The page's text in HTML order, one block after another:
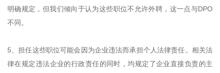
明确规定，但我们倾向于认为这些职位不允许外聘，这一点与DPO
不同。
5、担任这些职位可能会因为企业违法而承担个人法律责任。相关法
律在规定违法企业的行政责任的同时，均规定了企业直接负责的主